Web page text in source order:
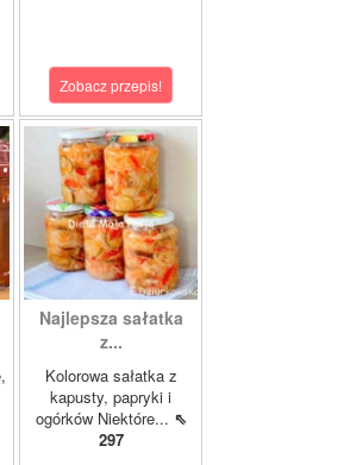
Zobacz przepis!
Najlepsza sałatka
z...
Kolorowa sałatka z
kapusty, papryki i
ogórków Niektóre... ⇖
297